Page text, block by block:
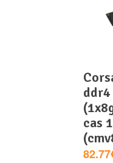
corsair mémoire pc
ddr4
cas